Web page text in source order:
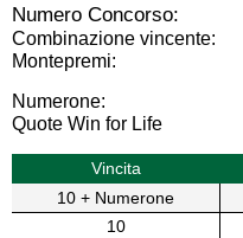
Numero Concorso:
Combinazione vincente:
Montepremi:
Numerone:
Quote Win for Life
Vincita
10 + Numerone
10